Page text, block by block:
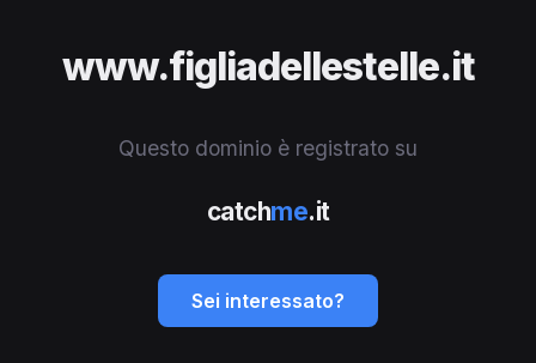
www.figliadellestelle.it
Questo dominio è registrato su
catchme.it
Sei interessato?